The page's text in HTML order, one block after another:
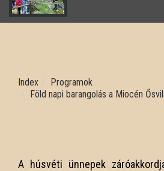
Index
Programok
Föld napi barangolás a Miocén
A húsvéti ünnepek